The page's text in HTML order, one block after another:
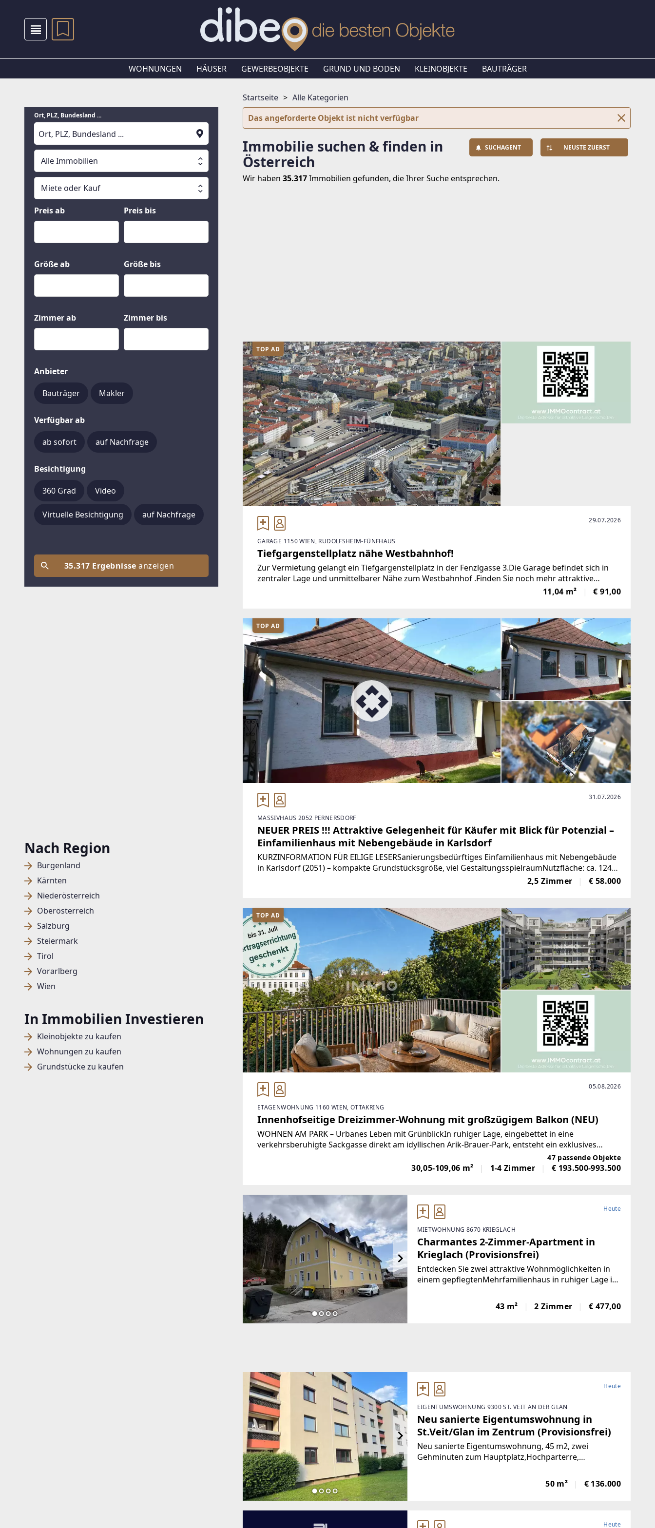
WOHNUNGEN HÄUSER GEWERBEOBJEKTE GRUND UND BODEN KLEINOBJEKTE BAUTRÄGER
Ort, PLZ, Bundesland ...
Suche läuft
Alle Immobilien
Alle Immobilien
Häuser
Grund und Boden
Miete oder Kauf
Miete oder Kauf
Kauf
Preis ab Preis bis
Größe ab Größe bis
Zimmer ab Zimmer bis
Anbieter
Bauträger Makler
Verfügbar ab
ab sofort auf Nachfrage
Besichtigung
360 Grad Video
Virtuelle Besichtigung auf Nachfrage
35.317 Ergebnisseanzeigen
Nach Region
Burgenland
Kärnten
Niederösterreich
Oberösterreich
Salzburg
Steiermark
Tirol
Vorarlberg
Wien
In Immobilien Investieren
Kleinobjekte zu kaufen
Wohnungen zu kaufen
Grundstücke zu kaufen
Startseite
Alle Kategorien
Das angeforderte Objekt ist nicht verfügbar
Immobilie suchen & finden in
Österreich
SUCHAGENT NEUSTE ZUERST
Wir haben 35.317Immobilien gefunden, die Ihrer Suche entsprechen.
TOP AD
29.07.2026
GARAGE 1150 WIEN, RUDOLFSHEIM-FÜNFHAUS
Tiefgargenstellplatz nähe Westbahnhof!
Zur Vermietung gelangt ein Tiefgargenstellplatz in der Fenzlgasse 3.Die Garage befindet sich in
zentraler Lage und unmittelbarer Nähe zum Westbahnhof .Finden Sie noch mehr attraktive
Liegenschaften auf www.IMMOcontract.at [http://www.immocontract.at/]IMMO11,04 m² € 91,00
TOP AD
31.07.2026
MASSIVHAUS 2052 PERNERSDORF
NEUER PREIS !!! Attraktive Gelegenheit für Käufer mit Blick für Potenzial –
Einfamilienhaus mit Nebengebäude in Karlsdorf
KURZINFORMATION FÜR EILIGE LESERSanierungsbedürftiges Einfamilienhaus mit Nebengebäude
in Karlsdorf (2051) – kompakte Grundstücksgröße, viel GestaltungsspielraumNutzfläche: ca. 124
2,5 Zimmer € 58.000
TOP AD
05.08.2026
ETAGENWOHNUNG 1160 WIEN, OTTAKRING
Innenhofseitige Dreizimmer-Wohnung mit großzügigem Balkon (NEU)
WOHNEN AM PARK – Urbanes Leben mit GrünblickIn ruhiger Lage, eingebettet in eine
verkehrsberuhigte Sackgasse direkt am idyllischen Arik-Brauer-Park, entsteht ein exklusives
47 passende Objekte
30,05-109,06 m² 1-4 Zimmer € 193.500-993.500
Heute
MIETWOHNUNG 8670 KRIEGLACH
Charmantes 2-Zimmer-Apartment in
Krieglach (Provisionsfrei)
Entdecken Sie zwei attraktive Wohnmöglichkeiten in
einem gepflegtenMehrfamilienhaus in ruhiger Lage in
BruttoFrisch und wie neu: Diese 43 m² große Wohnung
wurde komplett saniert. NeueKüche,
43 m² 2 Zimmer € 477,00
Heute
EIGENTUMSWOHNUNG 9300 ST. VEIT AN DER GLAN
Neu sanierte Eigentumswohnung in
St.Veit/Glan im Zentrum (Provisionsfrei)
Neu sanierte Eigentumswohnung, 45 m2, zwei
Gehminuten zum Hauptplatz,Hochparterre,
Grüne, mangelangt über nur 4 Stufen in die Wohnung,
Kindergarten, Volksschule,Mittelschule, Gymnasium,
50 m² € 136.000
Heute